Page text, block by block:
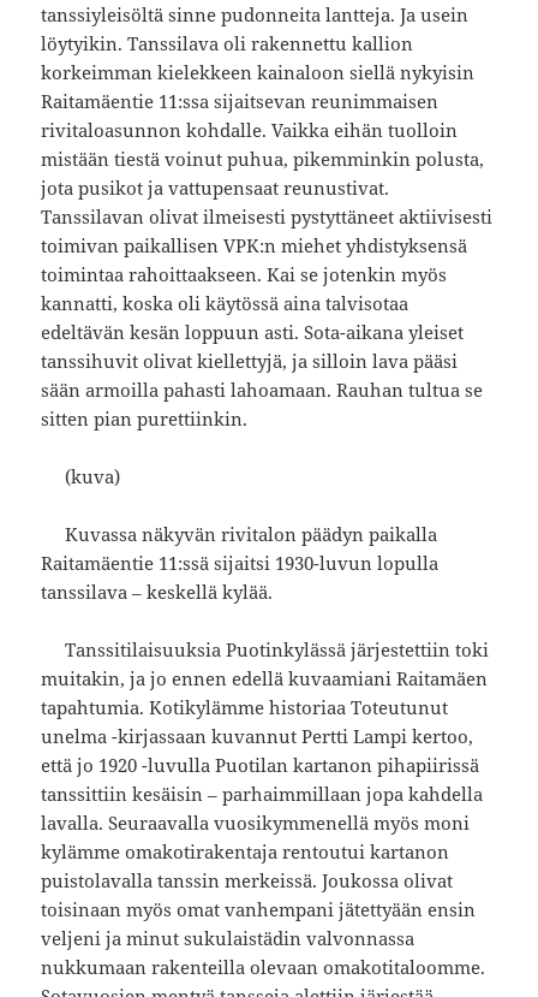
tanssiyleisöltä sinne pudonneita lantteja. Ja usein
löytyikin. Tanssilava oli rakennettu kallion
korkeimman kielekkeen kainaloon siellä nykyisin
Raitamäentie 11:ssa sijaitsevan reunimmaisen
rivitaloasunnon kohdalle. Vaikka eihän tuolloin
mistään tiestä voinut puhua, pikemminkin polusta,
jota pusikot ja vattupensaat reunustivat.
Tanssilavan olivat ilmeisesti pystyttäneet aktiivisesti
toimivan paikallisen VPK:n miehet yhdistyksensä
toimintaa rahoittaakseen. Kai se jotenkin myös
kannatti, koska oli käytössä aina talvisotaa
edeltävän kesän loppuun asti. Sota-aikana yleiset
tanssihuvit olivat kiellettyjä, ja silloin lava pääsi
sään armoilla pahasti lahoamaan. Rauhan tultua se
sitten pian purettiinkin.
(kuva)
Kuvassa näkyvän rivitalon päädyn paikalla
Raitamäentie 11:ssä sijaitsi 1930-luvun lopulla
tanssilava – keskellä kylää.
Tanssitilaisuuksia Puotinkylässä järjestettiin toki
muitakin, ja jo ennen edellä kuvaamiani Raitamäen
tapahtumia. Kotikylämme historiaa Toteutunut
unelma -kirjassaan kuvannut Pertti Lampi kertoo,
että jo 1920 -luvulla Puotilan kartanon pihapiirissä
tanssittiin kesäisin – parhaimmillaan jopa kahdella
lavalla. Seuraavalla vuosikymmenellä myös moni
kylämme omakotirakentaja rentoutui kartanon
puistolavalla tanssin merkeissä. Joukossa olivat
toisinaan myös omat vanhempani jätettyään ensin
veljeni ja minut sukulaistädin valvonnassa
nukkumaan rakenteilla olevaan omakotitaloomme.